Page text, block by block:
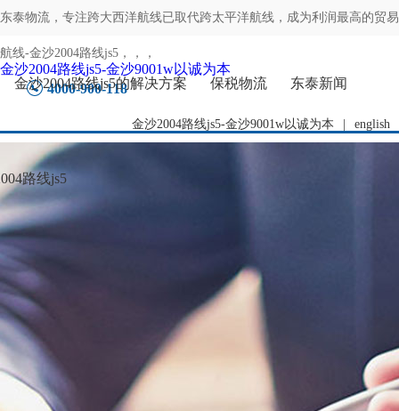
东泰物流，专注跨大西洋航线已取代跨太平洋航线，成为利润最高的贸易
航线-金沙2004路线js5 ，，，
4000-900-118
金沙2004路线js5-金沙9001w以诚为本 english
金沙2004路线js5-金沙9001w以诚为本
金沙2004路线js5的解决方案
保税物流 东泰新闻
路线js5